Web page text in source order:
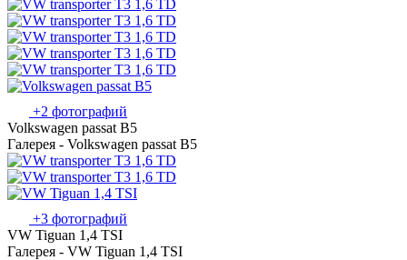
+2 фотографий
Volkswagen passat B5
Галерея - Volkswagen passat B5
+3 фотографий
VW Tiguan 1,4 TSI
Галерея - VW Tiguan 1,4 TSI